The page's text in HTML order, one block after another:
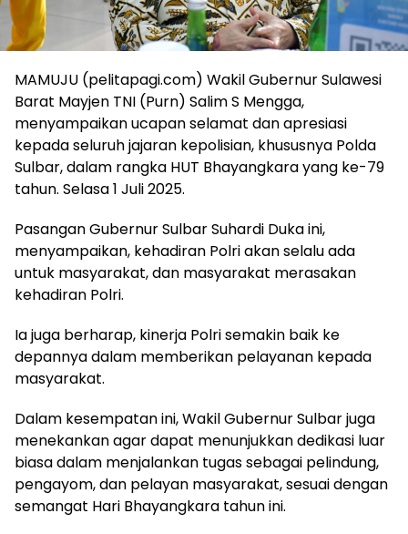
MAMUJU (pelitapagi.com) Wakil Gubernur Sulawesi
Barat Mayjen TNI (Purn) Salim S Mengga,
menyampaikan ucapan selamat dan apresiasi
kepada seluruh jajaran kepolisian, khususnya Polda
Sulbar, dalam rangka HUT Bhayangkara yang ke-79
tahun. Selasa 1 Juli 2025.
Pasangan Gubernur Sulbar Suhardi Duka ini,
menyampaikan, kehadiran Polri akan selalu ada
untuk masyarakat, dan masyarakat merasakan
kehadiran Polri.
Ia juga berharap, kinerja Polri semakin baik ke
depannya dalam memberikan pelayanan kepada
masyarakat.
Dalam kesempatan ini, Wakil Gubernur Sulbar juga
menekankan agar dapat menunjukkan dedikasi luar
biasa dalam menjalankan tugas sebagai pelindung,
pengayom, dan pelayan masyarakat, sesuai dengan
semangat Hari Bhayangkara tahun ini.